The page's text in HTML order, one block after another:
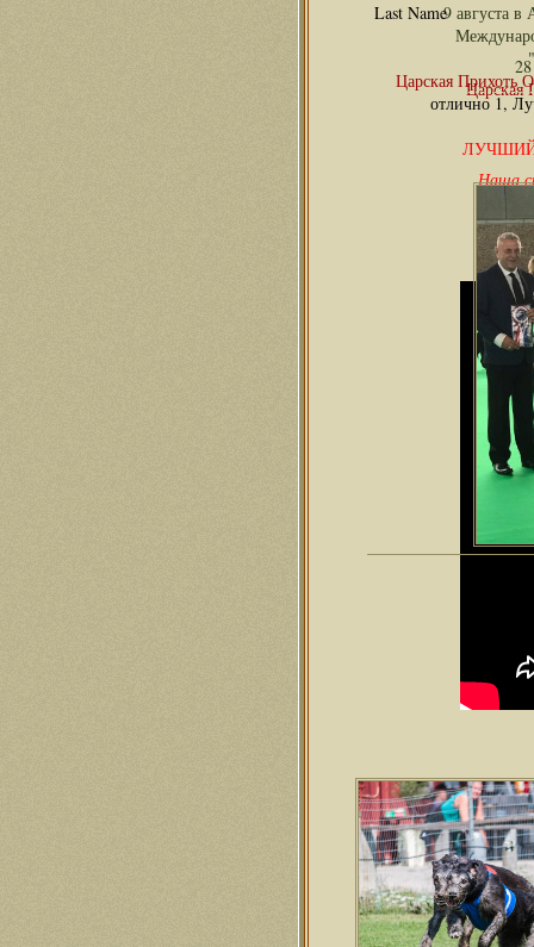
9 августа
Царская Прихоть
отлично 1,
Царская
Наша